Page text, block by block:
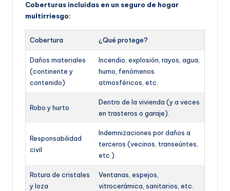
Coberturas incluidas en un seguro de hogar
multirriesgo:
Cobertura ¿Qué protege?
Daños materiales
(continente y
contenido)
Incendio, explosión, rayos, agua,
humo, fenómenos
atmosféricos, etc.
Robo y hurto
Dentro de la vivienda (y a veces
en trasteros o garaje).
Responsabilidad
civil
Indemnizaciones por daños a
terceros (vecinos, transeúntes,
etc.).
Rotura de cristales
y loza
Ventanas, espejos,
vitrocerámica, sanitarios, etc.